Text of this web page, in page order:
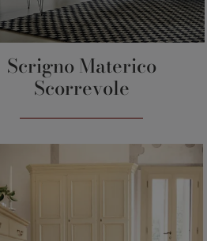
Scrigno Materico
Scorrevole